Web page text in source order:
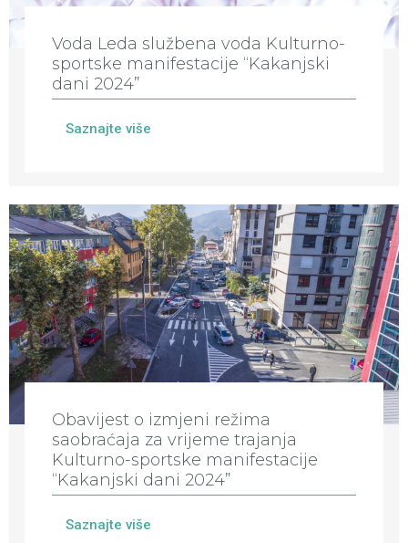
Voda Leda službena voda Kulturno-
sportske manifestacije “Kakanjski
dani 2024”
Saznajte više
Obavijest o izmjeni režima
saobraćaja za vrijeme trajanja
Kulturno-sportske manifestacije
“Kakanjski dani 2024”
Saznajte više